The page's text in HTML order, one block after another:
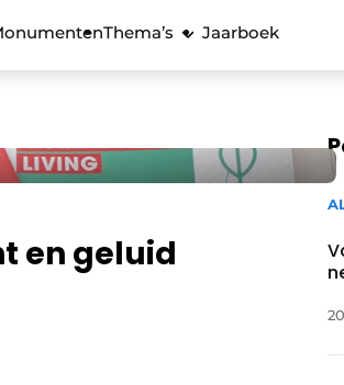
Thema’s Jaarboek
en geluid